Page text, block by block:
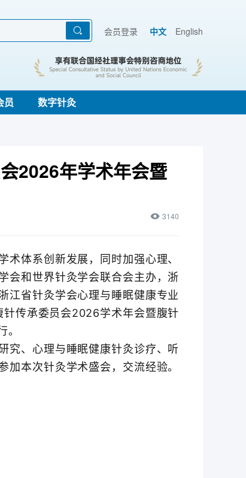
会员登录 中文 English
员 数字针灸
2026年学术年会暨
3140
体系创新发展，同时加强心理、
会和世界针灸学会联合会主办，浙
江省针灸学会心理与睡眠健康专业
传承委员会2026学术年会暨腹针
、心理与睡眠健康针灸诊疗、听
本次针灸学术盛会，交流经验。